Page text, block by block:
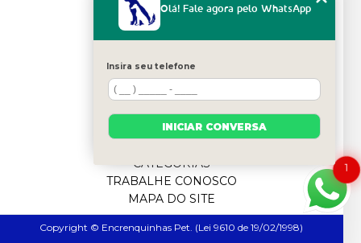
QUEM SOMOS
PLANTEL
BLOG
SERVIÇOS
FILHOTES
CATEGORIAS
TRABALHE CONOSCO
MAPA DO SITE
Copyright © Encrenquinhas Pet. (Lei 9610 de 19/02/1998)
1
Olá! Fale agora pelo WhatsApp
Insira seu telefone
INICIAR CONVERSA